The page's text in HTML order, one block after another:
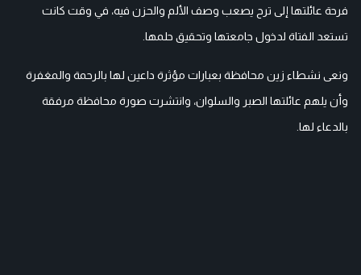
فرحة عائلتها إلى ترح يصعب وصف الألم والحزن فيه، في وقت كانت
تستعد الفتاة لدخول جامعتها وتحقيق حلمها.
ونعى نشطاء زين محافظة بعبارات مؤثرة داعين لها بالرحمة والمغفرة
وأن يلهم عائلتها الصبر والسلوان، وانتشرت صورة محافظة مرفقة
بالدعاء لها.